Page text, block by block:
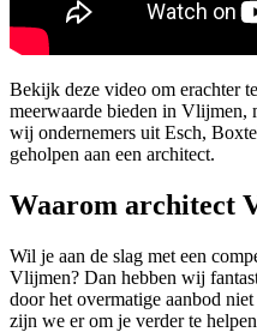
Bekijk deze video om erachter
meerwaarde bieden in Vlijmen,
wij ondernemers uit Esch,
geholpen aan een architect.
Waarom architect
Wil je aan de slag met een
Vlijmen? Dan hebben wij
door het overmatige aanbod
zijn we er om je verder te